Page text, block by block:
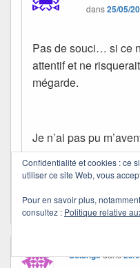
dans25/05/
Pas de souci… si ce
attentif et ne
mégarde.
Je n’ai pas pu
lire les titres. Nous
Solangedans25/
Confidentialité et cookies : ce
utiliser ce site Web, vous
Pour en savoir plus,
consultez : Politique relative